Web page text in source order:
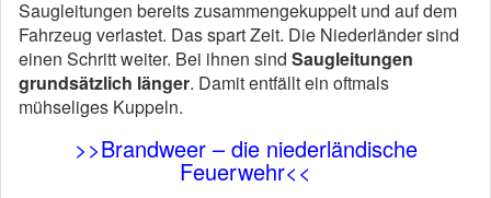
Saugleitungen bereits zusammengekuppelt und auf dem
Fahrzeug verlastet. Das spart Zeit. Die Niederländer sind
einen Schritt weiter. Bei ihnen sind Saugleitungen
grundsätzlich länger. Damit entfällt ein oftmals
mühseliges Kuppeln.
>>Brandweer – die niederländische
Feuerwehr<<